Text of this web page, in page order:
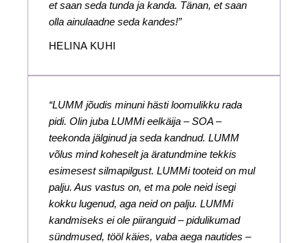
et saan seda tunda ja kanda. Tänan, et saan
olla ainulaadne seda kandes!”
HELINA KUHI
“LUMM jõudis minuni hästi loomulikku rada
pidi. Olin juba LUMMi eelkäija – SOA –
teekonda jälginud ja seda kandnud. LUMM
võlus mind koheselt ja äratundmine tekkis
esimesest silmapilgust. LUMMi tooteid on mul
palju. Aus vastus on, et ma pole neid isegi
kokku lugenud, aga neid on palju. LUMMi
kandmiseks ei ole piiranguid – pidulikumad
sündmused, tööl käies, vaba aega nautides –